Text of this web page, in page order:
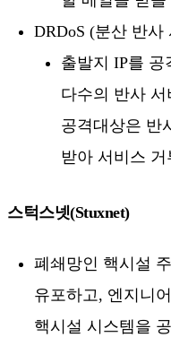
DRDoS (분산 반
출발지 IP를 공
다수의 반사
공격대상은 반
받아 서비스 거
스턱스넷(Stuxnet)
폐쇄망인 핵시설
유포하고, 엔지니
핵시설 시스템을